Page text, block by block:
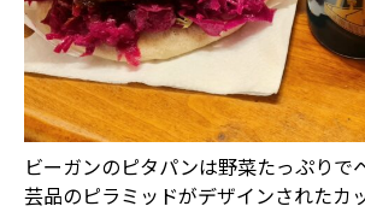
ビーガンのピタパンは野菜たっぷりで
芸品のピラミッドがデザインされたカ